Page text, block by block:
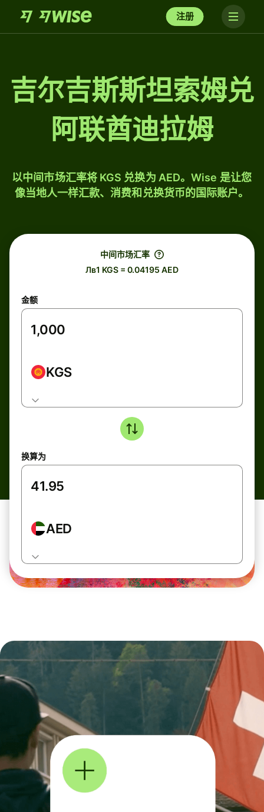
注册
吉尔吉斯斯坦索姆兑
阿联酋迪拉姆
以中间市场汇率将 KGS 兑换为 AED。Wise 是让您
像当地人一样汇款、消费和兑换货币的国际账户。
中间市场汇率
Лв1 KGS = 0.04195 AED
金额
KGS
换算为
AED